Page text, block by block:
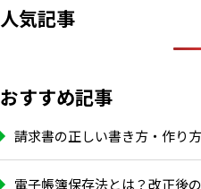
人気記事
おすすめ記事
請求書の正しい書き方・作り
電子帳簿保存法とは？改正後